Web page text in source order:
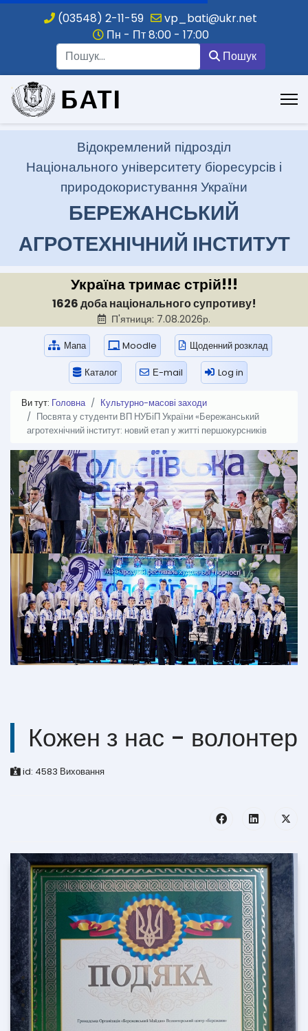
(03548) 2-11-59
vp_bati@ukr.net
Пн - Пт 8:00 - 17:00
Пошук
.
Відокремлений підрозділ
Національного університету біоресурсів і
природокористування України
БЕРЕЖАНСЬКИЙ
АГРОТЕХНІЧНИЙ ІНСТИТУТ
Україна тримає стрій!!!
1626 доба національного супротиву!
П'ятниця: 7.08.2026р.
Мапа Moodle Щоденний розклад
Каталог Е-mail Log in
Ви тут: Головна
Культурно-масові заходи
Посвята у студенти ВП НУБіП України «Бережанський
агротехнічний інститут: новий етап у житті першокурсників
0
1
2
3
Кожен з нас - волонтер
id: 4583 Виховання